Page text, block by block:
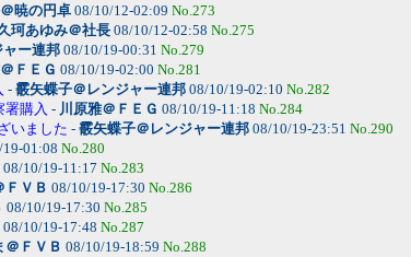
暁の円卓 08/10/12-02:09 No.273
珂あゆみ＠社長 08/10/12-02:58 No.275
ー連邦 08/10/19-00:31 No.279
ＦＥＧ 08/10/19-02:00 No.281
- 霰矢蝶子＠レンジャー連邦 08/10/19-02:10 No.282
署購入 - 川原雅＠ＦＥＧ 08/10/19-11:18 No.284
いました - 霰矢蝶子＠レンジャー連邦 08/10/19-23:51 No.290
01:08 No.280
08/10/19-11:17 No.283
ＦＶＢ 08/10/19-17:30 No.286
08/10/19-17:30 No.285
08/10/19-17:48 No.287
＠ＦＶＢ 08/10/19-18:59 No.288